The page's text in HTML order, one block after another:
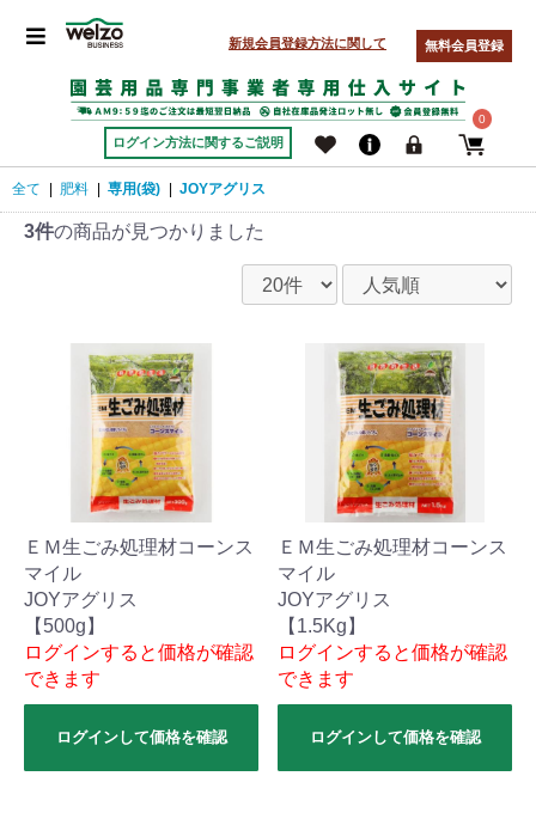
新規会員登録方法に関して 無料会員登録
ログイン方法に関するご説明
0
全て | 肥料 | 専用(袋) | JOYアグリス
3件の商品が見つかりました
ＥＭ生ごみ処理材コーンス
マイル
JOYアグリス
【500g】
ログインすると価格が確認
できます
ログインして価格を確認
ＥＭ生ごみ処理材コーンス
マイル
JOYアグリス
【1.5Kg】
ログインすると価格が確認
できます
ログインして価格を確認